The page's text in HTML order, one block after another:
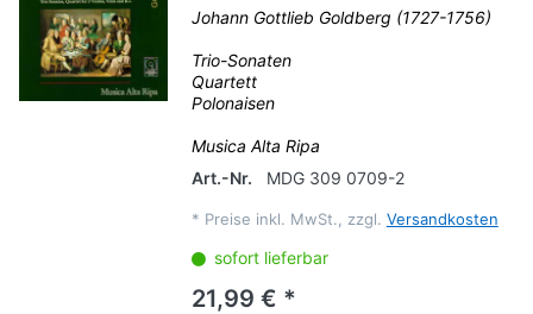
Johann Gottlieb Goldberg (1727-1756)
Trio-Sonaten
Quartett
Polonaisen
Musica Alta Ripa
Art.-Nr.
MDG 309 0709-2
* Preise inkl. MwSt., zzgl. Versandkosten
sofort lieferbar
21,99 € *